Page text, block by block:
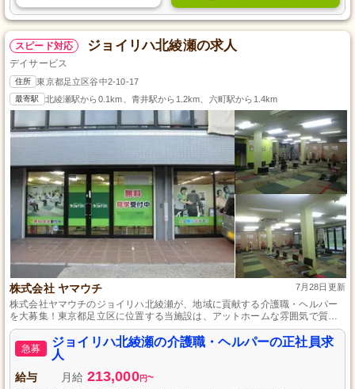
スピード対応 ジョイリハ北綾瀬の求人
デイサービス
住所 東京都足立区谷中2-10-17
最寄駅 北綾瀬駅から0.1km、青井駅から1.2km、六町駅から1.4km
株式会社 ヤマウチ 7月28日更新
株式会社ヤマウチのジョイリハ北綾瀬が、地域に貢献する介護職・ヘルパー
を大募集！東京都足立区に位置する当施設は、アットホームな雰囲気で質の
高いデイサービスを提供しています。未経験からでも安心の充実した研修プ
ログラムで、一人前の介護職に成長できます。正社員として安定した環境で
キャリアを築きたい方、自動車免許(AT限定可)をお持ちの方、ぜひご応募く
ださい。あなたも私たちと一緒に、地域に笑顔を届けませんか？
急募
ジョイリハ北綾瀬の介護職・ヘルパーの正社員求
人
給与 月給 213,000円~